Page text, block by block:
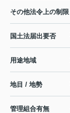
その他法令上の制限
国土法届出要否
用途地域
地目 / 地勢
管理組合有無